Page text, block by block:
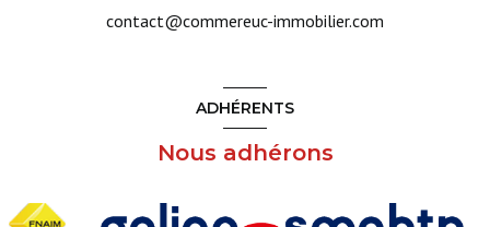
contact@commereuc-immobilier.com
ADHÉRENTS
Nous adhérons